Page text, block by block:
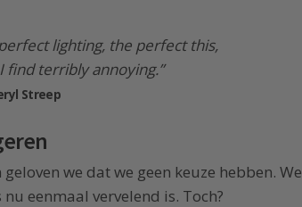
lighting, the perfect this,
find terribly annoying.”
Streep
we dat we geen keuze hebben. We
eenmaal vervelend is. Toch?